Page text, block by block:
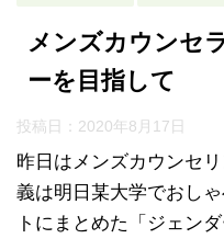
メンズカウンセ
ーを目指して
投稿日： 2020年8月17日
昨日はメンズカウンセ
義は明日某大学でおし
トにまとめた「ジェン